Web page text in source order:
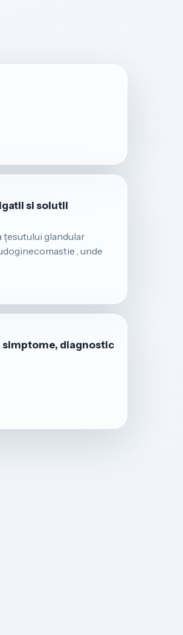
si solutii
glandular
, unde
simptome, diagnostic